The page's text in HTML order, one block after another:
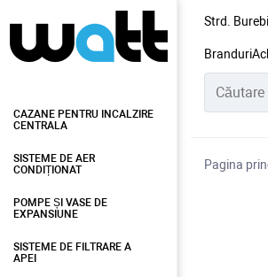
Strd.
Branduri
CAZANE PENTRU INCALZIRE
CENTRALA
SISTEME DE AER
CONDIȚIONAT
POMPE ȘI VASE DE
EXPANSIUNE
SISTEME DE FILTRARE A
APEI
Pagina